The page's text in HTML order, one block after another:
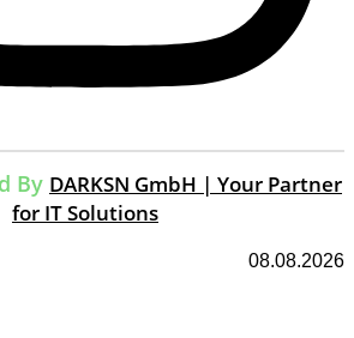
By DARKSN GmbH | Your Partner
for IT Solutions
08.08.2026